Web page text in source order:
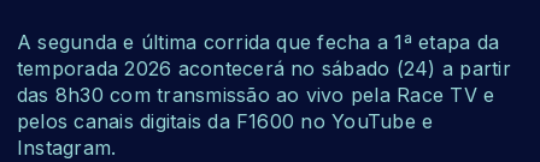
A segunda e última corrida que fecha a 1ª etapa da
temporada 2026 acontecerá no sábado (24) a partir
das 8h30 com transmissão ao vivo pela Race TV e
pelos canais digitais da F1600 no YouTube e
Instagram.